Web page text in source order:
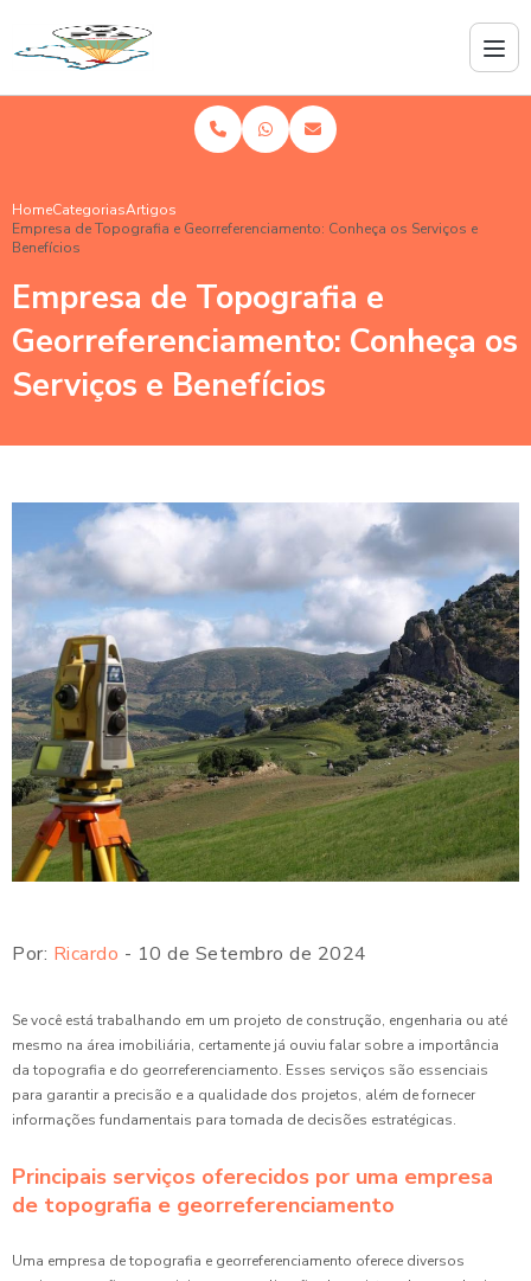
HomeCategoriasArtigos
Empresa de Topografia e Georreferenciamento: Conheça os Serviços e
Benefícios
Empresa de Topografia e
Georreferenciamento: Conheça os
Serviços e Benefícios
Por: Ricardo - 10 de Setembro de 2024
Se você está trabalhando em um projeto de construção, engenharia ou até
mesmo na área imobiliária, certamente já ouviu falar sobre a importância
da topografia e do georreferenciamento. Esses serviços são essenciais
para garantir a precisão e a qualidade dos projetos, além de fornecer
informações fundamentais para tomada de decisões estratégicas.
Principais serviços oferecidos por uma empresa
de topografia e georreferenciamento
Uma empresa de topografia e georreferenciamento oferece diversos